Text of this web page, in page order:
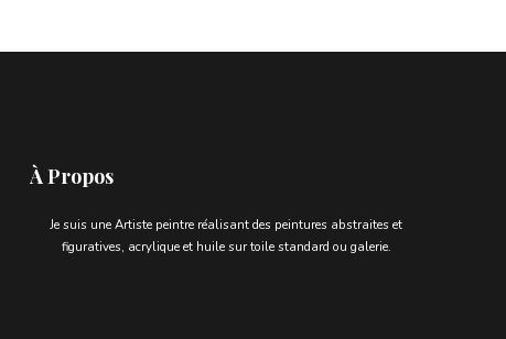
À Propos
Je suis une Artiste peintre réalisant des peintures abstraites et
figuratives, acrylique et huile sur toile standard ou galerie.